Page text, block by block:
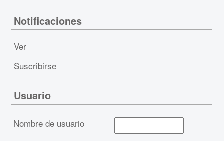
Notificaciones
Ver
Suscribirse
Usuario
Nombre de usuario